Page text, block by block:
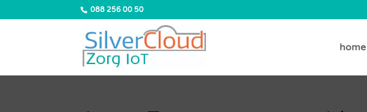
088 256 00 50
home